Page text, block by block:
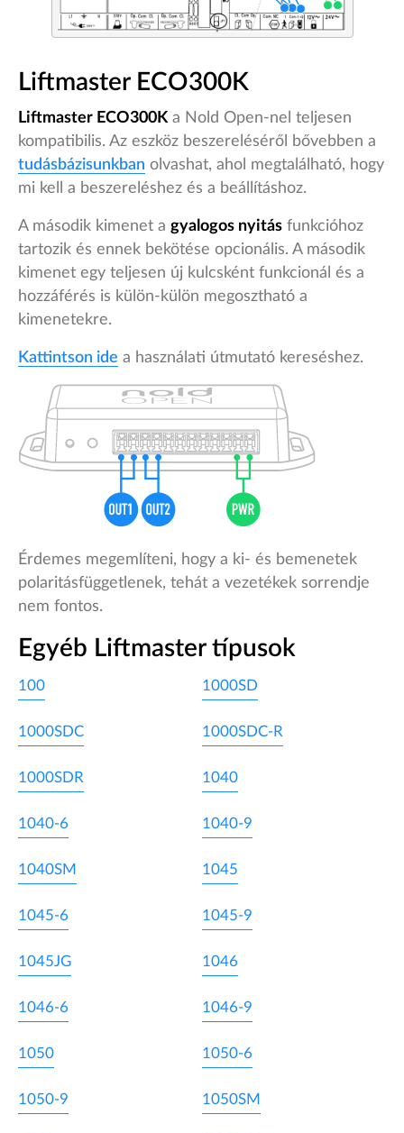
Liftmaster ECO300K
Liftmaster ECO300Ka Nold Open-nel teljesen
kompatibilis. Az eszköz beszereléséről bővebben a
tudásbázisunkban olvashat, ahol megtalálható, hogy
mi kell a beszereléshez és a beállításhoz.
A második kimenet a gyalogos nyitás funkcióhoz
tartozik és ennek bekötése opcionális. A második
kimenet egy teljesen új kulcsként funkcionál és a
hozzáférés is külön-külön megosztható a
kimenetekre.
Kattintson ide a használati útmutató kereséshez.
Érdemes megemlíteni, hogy a ki- és bemenetek
polaritásfüggetlenek, tehát a vezetékek sorrendje
nem fontos.
Egyéb Liftmaster típusok
100 1000SD
1000SDC 1000SDC-R
1000SDR 1040
1040-6 1040-9
1040SM 1045
1045-6 1045-9
1045JG 1046
1046-6 1046-9
1050 1050-6
1050-9 1050SM